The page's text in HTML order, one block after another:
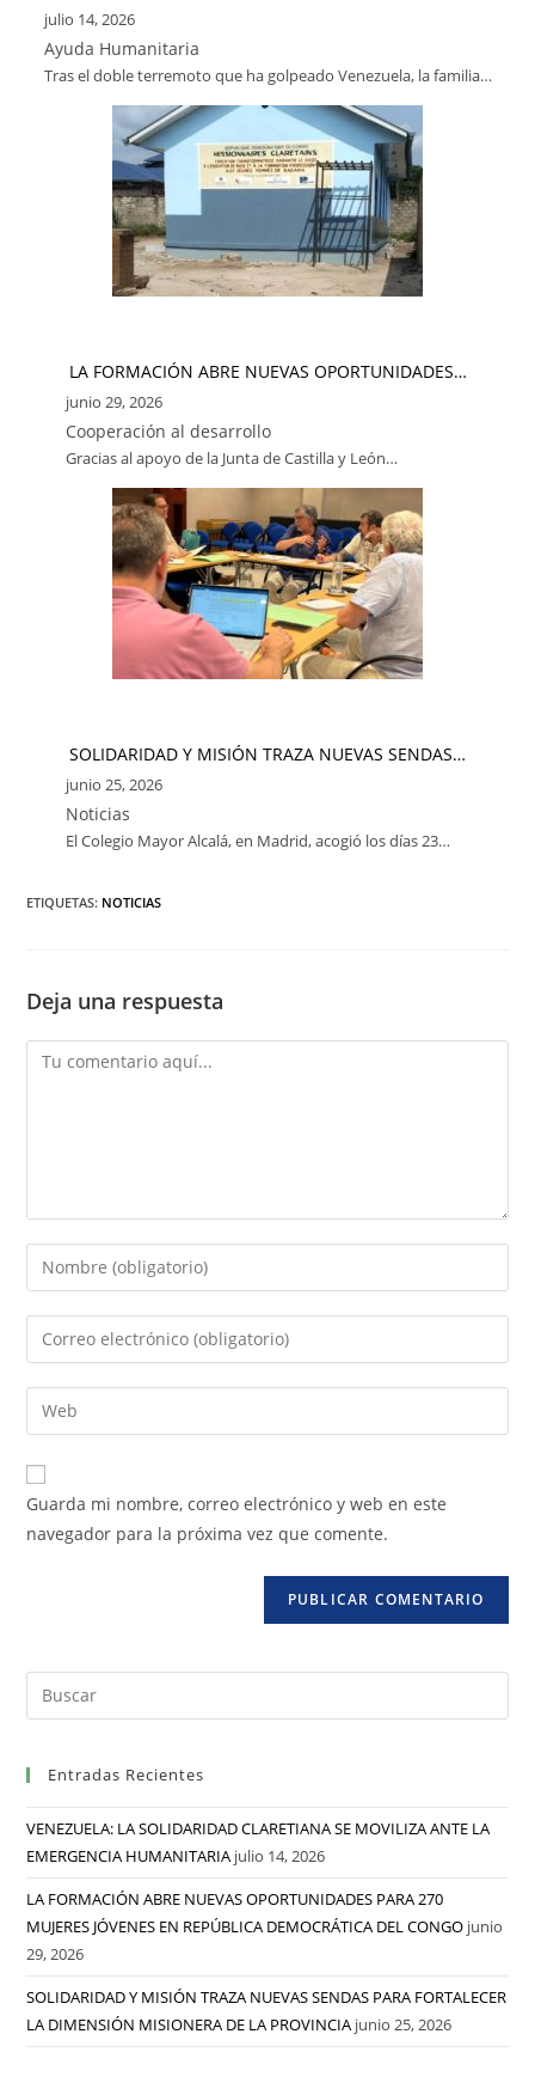
julio 14, 2026
Ayuda Humanitaria
Tras el doble terremoto que ha golpeado Venezuela, la familia…
LA FORMACIÓN ABRE NUEVAS OPORTUNIDADES…
junio 29, 2026
Cooperación al desarrollo
Gracias al apoyo de la Junta de Castilla y León…
SOLIDARIDAD Y MISIÓN TRAZA NUEVAS SENDAS…
junio 25, 2026
Noticias
El Colegio Mayor Alcalá, en Madrid, acogió los días 23…
ETIQUETAS: NOTICIAS
Deja una respuesta
Guarda mi nombre, correo electrónico y web en este
navegador para la próxima vez que comente.
Entradas Recientes
VENEZUELA: LA SOLIDARIDAD CLARETIANA SE MOVILIZA ANTE LA
EMERGENCIA HUMANITARIA julio 14, 2026
LA FORMACIÓN ABRE NUEVAS OPORTUNIDADES PARA 270
MUJERES JÓVENES EN REPÚBLICA DEMOCRÁTICA DEL CONGO junio
29, 2026
SOLIDARIDAD Y MISIÓN TRAZA NUEVAS SENDAS PARA FORTALECER
LA DIMENSIÓN MISIONERA DE LA PROVINCIA junio 25, 2026